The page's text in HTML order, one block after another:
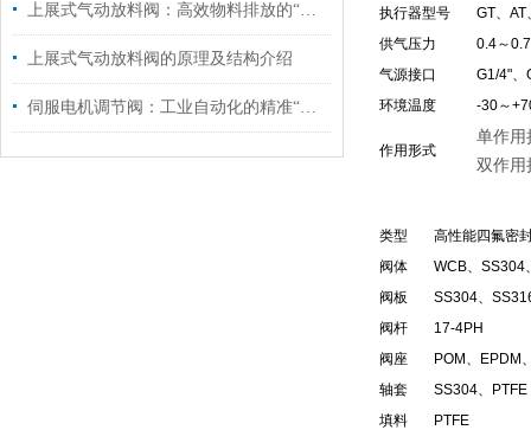
执行器型号
GT、
供气压力
0.4～
气源接口
G1/4"、
环境温度
-30～
作用形式
单作用
双作用
类型
高性能四氟密
阀体
WCB、SS304
阀板
SS304、
阀杆
17-4PH
阀座
POM、EPDM
轴套
SS304、PTFE
填料
PTFE
上展式气动放料阀：高效物料排放的“气动先锋”
上展式气动放料阀的原理及结构介绍
伺服电机调节阀：工业自动化的精准“指挥官”